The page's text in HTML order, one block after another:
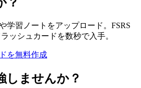
学習ノートをアップロード。FSRS
ッシュカードを数秒で入手。
を無料作成
しませんか？